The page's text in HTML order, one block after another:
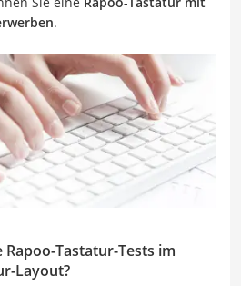
.
Rapoo-Tastatur-Tests im
Layout?